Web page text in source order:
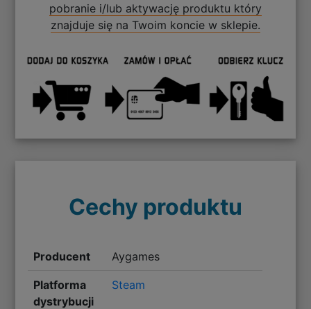
pobranie i/lub aktywację produktu który
znajduje się na Twoim koncie w sklepie.
Cechy produktu
Producent Aygames
Platforma
dystrybucji
Steam